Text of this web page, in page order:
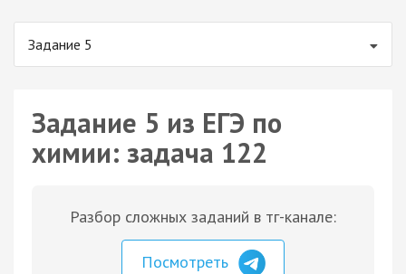
Задание 5
Задание 5 из ЕГЭ по
химии: задача 122
Разбор сложных заданий в тг-канале:
Посмотреть